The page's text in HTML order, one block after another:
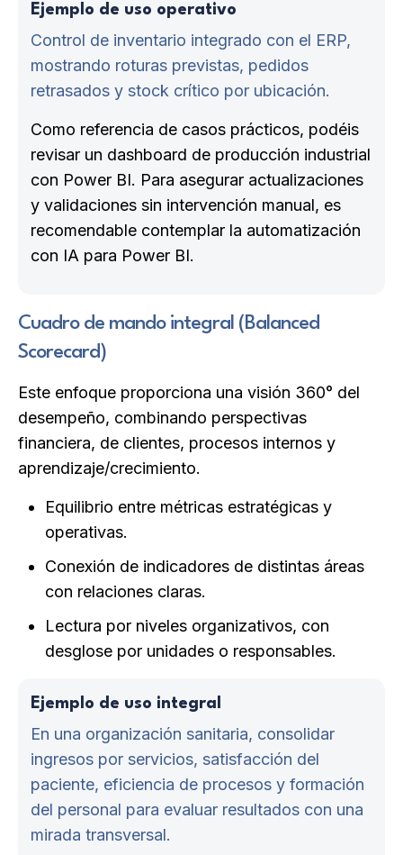
Ejemplo de uso operativo
Control de inventario integrado con el ERP,
mostrando roturas previstas, pedidos
retrasados y stock crítico por ubicación.
Como referencia de casos prácticos, podéis
revisar un dashboard de producción industrial
con Power BI. Para asegurar actualizaciones
y validaciones sin intervención manual, es
recomendable contemplar la automatización
con IA para Power BI.
Cuadro de mando integral (Balanced
Scorecard)
Este enfoque proporciona una visión 360° del
desempeño, combinando perspectivas
financiera, de clientes, procesos internos y
aprendizaje/crecimiento.
Equilibrio entre métricas estratégicas y
operativas.
Conexión de indicadores de distintas áreas
con relaciones claras.
Lectura por niveles organizativos, con
desglose por unidades o responsables.
Ejemplo de uso integral
En una organización sanitaria, consolidar
ingresos por servicios, satisfacción del
paciente, eficiencia de procesos y formación
del personal para evaluar resultados con una
mirada transversal.